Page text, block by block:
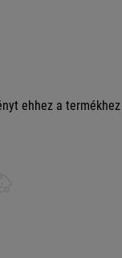
ehhez a termékhez